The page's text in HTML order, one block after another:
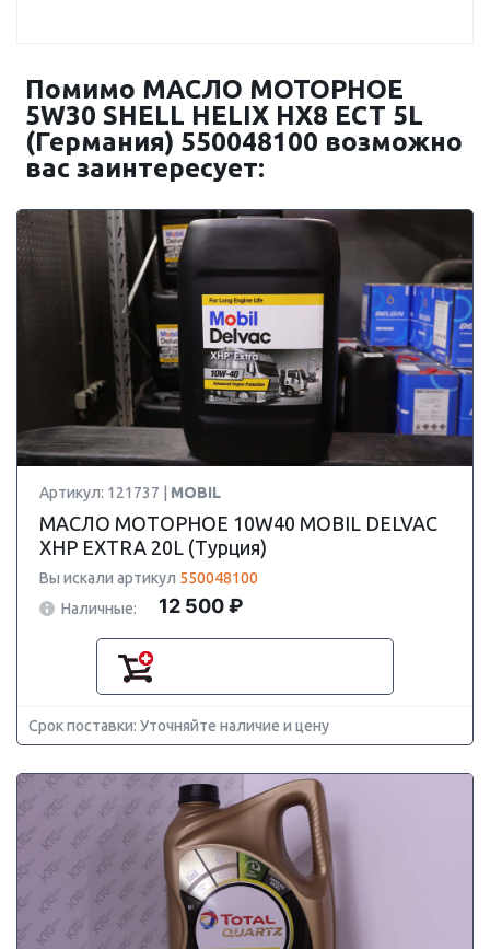
Помимо МАСЛО МОТОРНОЕ
5W30 SHELL HELIX HX8 ECT 5L
(Германия) 550048100 возможно
вас заинтересует:
Артикул: 121737 | MOBIL
МАСЛО МОТОРНОЕ 10W40 MOBIL DELVAC
XHP EXTRA 20L (Турция)
Вы искали артикул 550048100
Наличные:
12 500 ₽
Срок поставки: Уточняйте наличие и цену